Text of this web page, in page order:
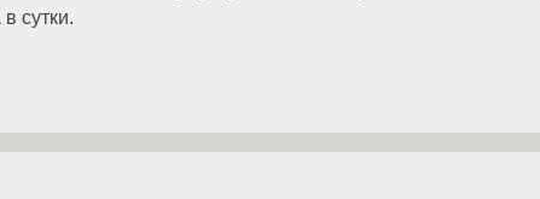
сутки.